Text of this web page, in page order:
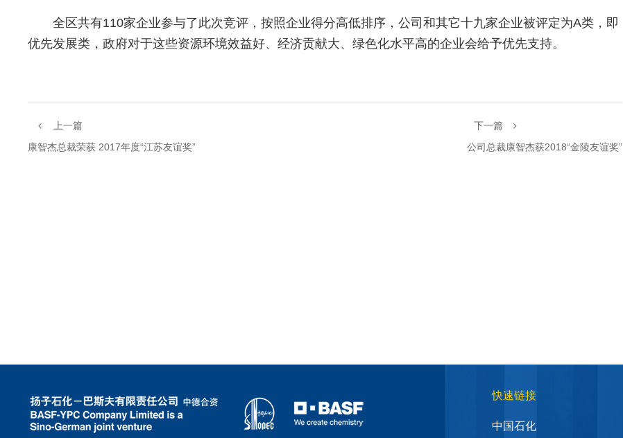
全区共有110家企业参与了此次竞评，按照企业得分高低排序，公司和其它十九家企业被评定为A类，即
优先发展类，政府对于这些资源环境效益好、经济贡献大、绿色化水平高的企业会给予优先支持。
上一篇
康智杰总裁荣获 2017年度“江苏友谊奖”
下一篇
公司总裁康智杰获2018“金陵友谊奖”
快速链接
中国石化